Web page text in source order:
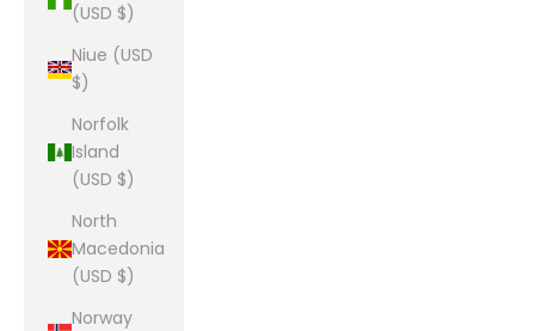
(USD $)
Niue (USD
$)
Norfolk
Island
(USD $)
North
Macedonia
(USD $)
Norway